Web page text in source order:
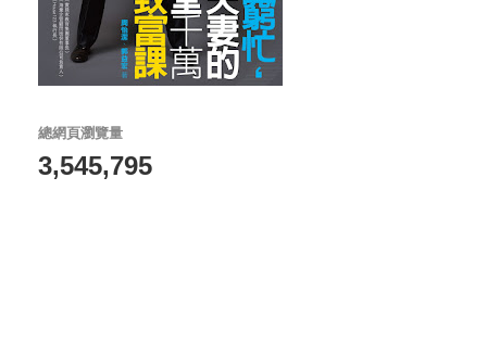
總網頁瀏覽量
3,545,795